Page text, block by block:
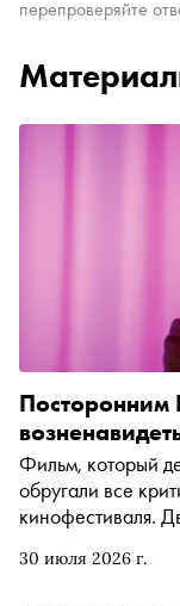
перепроверяйте
30 июля 2026 г.
Посторонним
Фильм, который
обругали все
кинофестиваля.
глумливо